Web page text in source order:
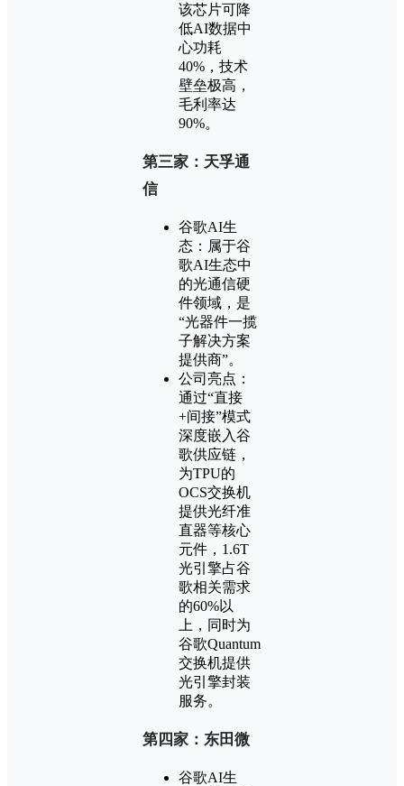
该芯片可降
低AI数据中
心功耗
40%，技术
壁垒极高，
毛利率达
90%。
第三家：天孚通
信
谷歌AI生
态：属于谷
歌AI生态中
的光通信硬
件领域，是
“光器件一揽
子解决方案
提供商”。
公司亮点：
通过“直接
+间接”模式
深度嵌入谷
歌供应链，
为TPU的
OCS交换机
提供光纤准
直器等核心
元件，1.6T
光引擎占谷
歌相关需求
的60%以
上，同时为
谷歌Quantum
交换机提供
光引擎封装
服务。
第四家：东田微
谷歌AI生